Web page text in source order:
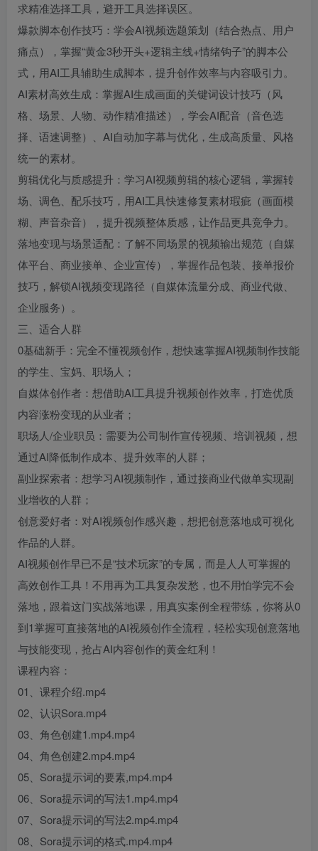
求精准选择工具，避开工具选择误区。
爆款脚本创作技巧：学会AI视频选题策划（结合热点、用户
痛点），掌握“黄金3秒开头+逻辑主线+情绪钩子”的脚本公
式，用AI工具辅助生成脚本，提升创作效率与内容吸引力。
AI素材高效生成：掌握AI生成画面的关键词设计技巧（风
格、场景、人物、动作精准描述），学会AI配音（音色选
择、语速调整）、AI自动加字幕与优化，生成高质量、风格
统一的素材。
剪辑优化与质感提升：学习AI视频剪辑的核心逻辑，掌握转
场、调色、配乐技巧，用AI工具快速修复素材瑕疵（画面模
糊、声音杂音），提升视频整体质感，让作品更具竞争力。
落地变现与场景适配：了解不同场景的视频输出规范（自媒
体平台、商业接单、企业宣传），掌握作品包装、接单报价
技巧，解锁AI视频变现路径（自媒体流量分成、商业代做、
企业服务）。
三、适合人群
0基础新手：完全不懂视频创作，想快速掌握AI视频制作技能
的学生、宝妈、职场人；
自媒体创作者：想借助AI工具提升视频创作效率，打造优质
内容涨粉变现的从业者；
职场人/企业职员：需要为公司制作宣传视频、培训视频，想
通过AI降低制作成本、提升效率的人群；
副业探索者：想学习AI视频制作，通过接商业代做单实现副
业增收的人群；
创意爱好者：对AI视频创作感兴趣，想把创意落地成可视化
作品的人群。
AI视频创作早已不是“技术玩家”的专属，而是人人可掌握的
高效创作工具！不用再为工具复杂发愁，也不用怕学完不会
落地，跟着这门实战落地课，用真实案例全程带练，你将从0
到1掌握可直接落地的AI视频创作全流程，轻松实现创意落地
与技能变现，抢占AI内容创作的黄金红利！
课程内容：
01、课程介绍.mp4
02、认识Sora.mp4
03、角色创建1.mp4.mp4
04、角色创建2.mp4.mp4
05、Sora提示词的要素,mp4.mp4
06、Sora提示词的写法1.mp4.mp4
07、Sora提示词的写法2.mp4.mp4
08、Sora提示词的格式.mp4.mp4